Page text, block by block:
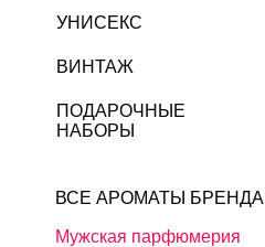
УНИСЕКС
ВИНТАЖ
ПОДАРОЧНЫЕ
НАБОРЫ
ВСЕ АРОМАТЫ БРЕНДА
Мужская парфюмерия